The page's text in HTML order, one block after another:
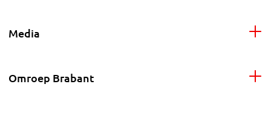
Media
Omroep Brabant